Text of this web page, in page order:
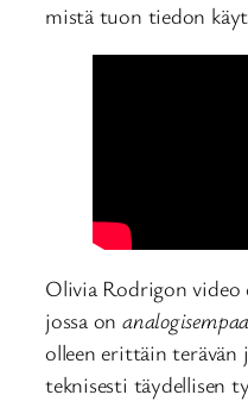
mistä tuon tiedon
Olivia Rodrigon video
jossa on
olleen erittäin terävän
teknisesti täydellisen